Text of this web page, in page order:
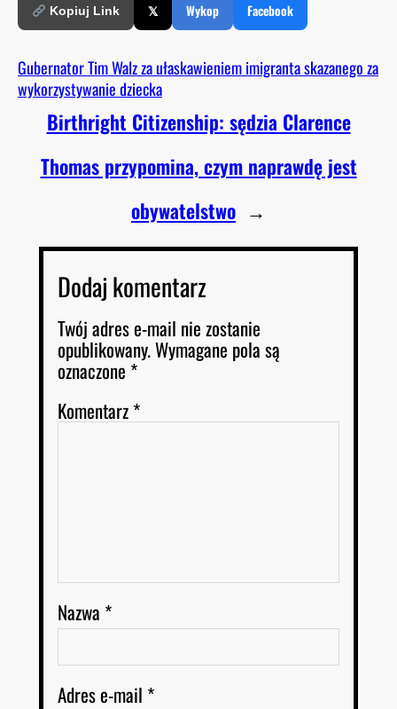
Kopiuj Link 𝕏 Wykop Facebook
Gubernator Tim Walz za ułaskawieniem imigranta skazanego za
wykorzystywanie dziecka
Birthright Citizenship: sędzia Clarence
Thomas przypomina, czym naprawdę jest
obywatelstwo →
Dodaj komentarz
Twój adres e-mail nie zostanie
opublikowany.Wymagane pola są
oznaczone *
Komentarz*
Nazwa *
Adres e-mail *